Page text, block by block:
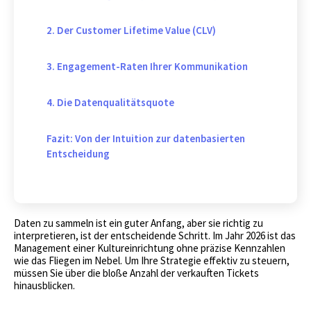
Daten zu sammeln ist ein guter Anfang, aber sie richtig zu
interpretieren, ist der entscheidende Schritt. Im Jahr 2026 ist das
Management einer Kultureinrichtung ohne präzise Kennzahlen
wie das Fliegen im Nebel. Um Ihre Strategie effektiv zu steuern,
müssen Sie über die bloße Anzahl der verkauften Tickets
hinausblicken.
2. Der Customer Lifetime Value (CLV)
3. Engagement-Raten Ihrer Kommunikation
4. Die Datenqualitätsquote
Fazit: Von der Intuition zur datenbasierten
Entscheidung